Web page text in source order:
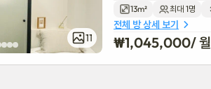
11
13m² 최대 1명
전체 방 상세 보기
₩1,045,000/ 월